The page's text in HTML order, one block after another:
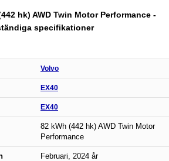
hk) AWD Twin Motor Performance -
specifikationer
Volvo
EX40
EX40
82 kWh (442 hk) AWD Twin Motor
Performance
Februari, 2024 år